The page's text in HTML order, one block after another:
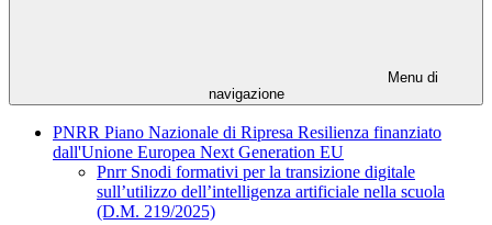
Menu di
navigazione
PNRR Piano Nazionale di Ripresa Resilienza finanziato
dall'Unione Europea Next Generation EU
Pnrr Snodi formativi per la transizione digitale
sull’utilizzo dell’intelligenza artificiale nella scuola
(D.M. 219/2025)